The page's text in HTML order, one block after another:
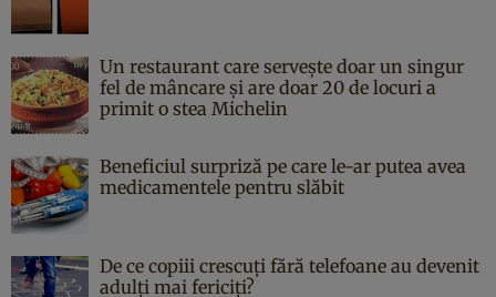
Un restaurant care servește doar un singur
fel de mâncare și are doar 20 de locuri a
primit o stea Michelin
Beneficiul surpriză pe care le-ar putea avea
medicamentele pentru slăbit
De ce copiii crescuți fără telefoane au devenit
adulți mai fericiți?